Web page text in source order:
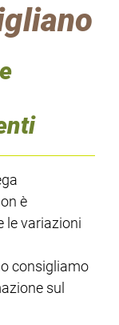
è
le variazioni
consigliamo
sul